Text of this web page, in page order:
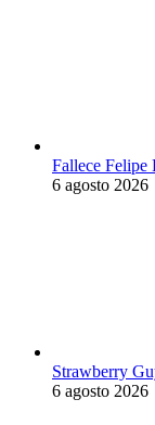
Fallece Felipe
6 agosto 2026
Strawberry
6 agosto 2026